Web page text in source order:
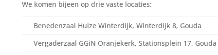
We komen bijeen op drie vaste locaties:
Benedenzaal Huize Winterdijk, Winterdijk 8, Gouda
Vergaderzaal GGiN Oranjekerk, Stationsplein 17, Gouda